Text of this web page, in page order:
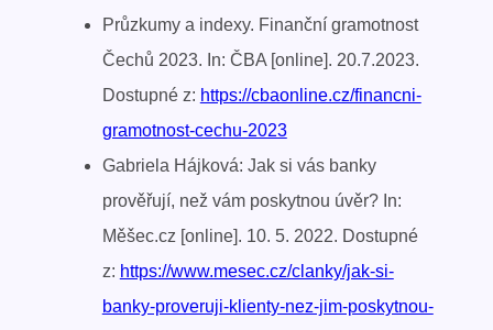
Průzkumy a indexy. Finanční gramotnost
Čechů 2023. In: ČBA [online]. 20.7.2023.
Dostupné z: https://cbaonline.cz/financni-
gramotnost-cechu-2023
Gabriela Hájková: Jak si vás banky
prověřují, než vám poskytnou úvěr? In:
Měšec.cz [online]. 10. 5. 2022. Dostupné
z: https://www.mesec.cz/clanky/jak-si-
banky-proveruji-klienty-nez-jim-poskytnou-